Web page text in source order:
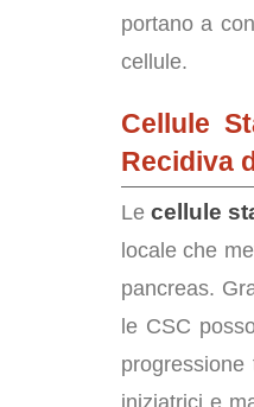
portano a
cellule.
Cellule
Recidiva
Lecellule
locale che
pancreas.
le CSC
iniziatrici e